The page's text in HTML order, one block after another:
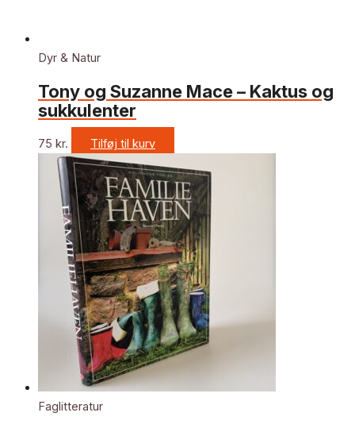
Dyr & Natur
Tony og Suzanne Mace – Kaktus og
sukkulenter
75 kr. Tilføj til kurv
Faglitteratur